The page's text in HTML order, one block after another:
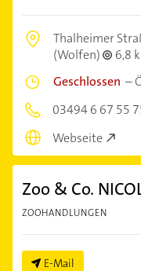
Thalheimer
(Wolfen)
6,8
Geschlossen –
03494 6 67 55
Webseite
Zoo & Co.
ZOOHANDLUNGEN
E-Mail